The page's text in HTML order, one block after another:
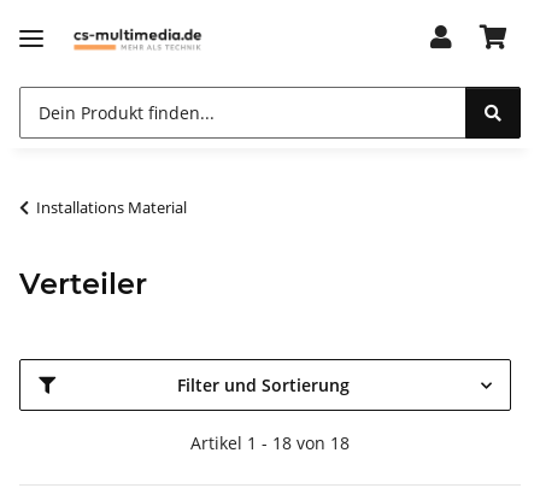
Installations Material
Verteiler
Filter und Sortierung
Artikel 1 - 18 von 18